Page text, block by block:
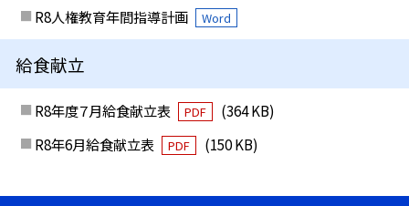
R8人権教育年間指導計画 Word
給食献立
R8年度７月給食献立表 PDF
(364 KB)
R8年6月給食献立表
PDF (150 KB)